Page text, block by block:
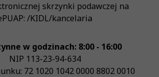
skrzynki podawczej na
/KIDL/kancelaria
w godzinach: 8:00 - 16:00
NIP 113-23-94-634
72 1020 1042 0000 8802 0010